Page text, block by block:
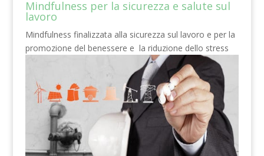
Mindfulness per la sicurezza e salute sul
lavoro
Mindfulness finalizzata alla sicurezza sul lavoro e per la
promozione del benessere e la riduzione dello stress